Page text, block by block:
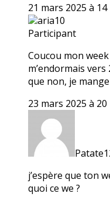
21 mars 2025 à
aria10
Participant
Coucou mon
m’endormais
que non, je
23 mars 2025 à
j’espère que ton
quoi ce we ?